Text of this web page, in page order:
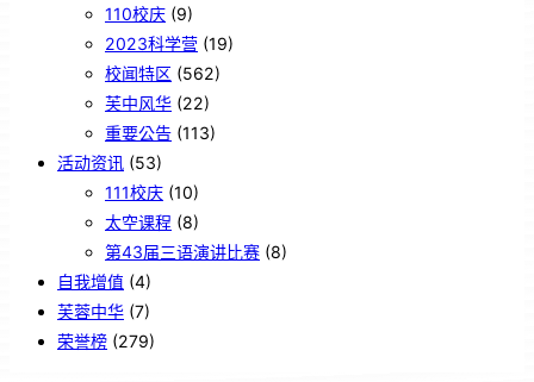
110校庆 (9)
2023科学营 (19)
校闻特区 (562)
芙中风华 (22)
重要公告 (113)
活动资讯 (53)
111校庆 (10)
太空课程 (8)
第43届三语演讲比赛 (8)
自我增值 (4)
芙蓉中华 (7)
荣誉榜 (279)